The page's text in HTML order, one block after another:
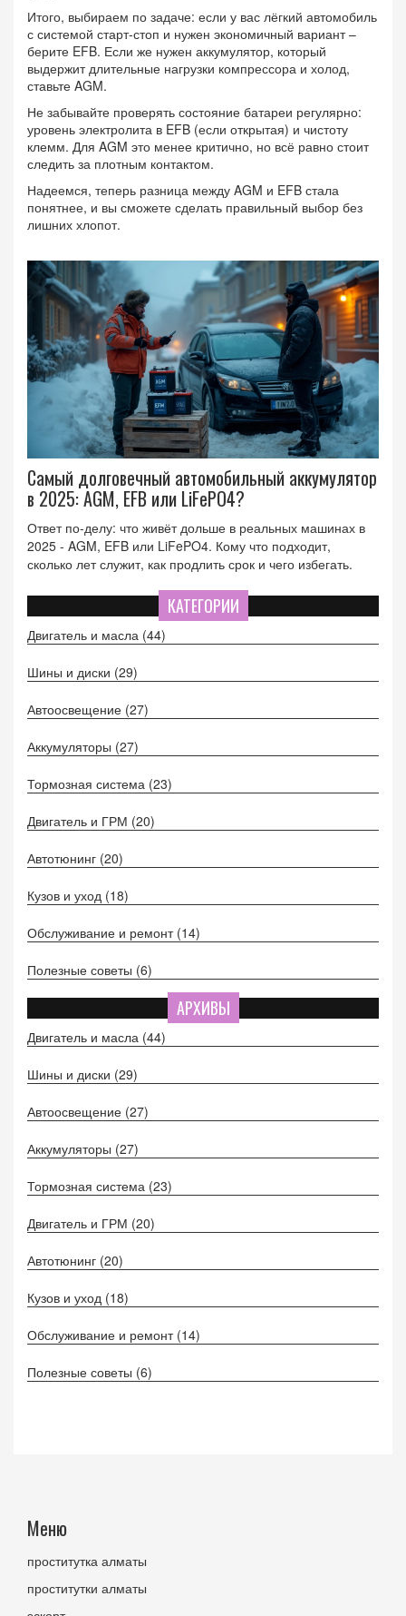
Итого, выбираем по задаче: если у вас лёгкий автомобиль
с системой старт‑стоп и нужен экономичный вариант –
берите EFB. Если же нужен аккумулятор, который
выдержит длительные нагрузки компрессора и холод,
ставьте AGM.
Не забывайте проверять состояние батареи регулярно:
уровень электролита в EFB (если открытая) и чистоту
клемм. Для AGM это менее критично, но всё равно стоит
следить за плотным контактом.
Надеемся, теперь разница между AGM и EFB стала
понятнее, и вы сможете сделать правильный выбор без
лишних хлопот.
Самый долговечный автомобильный аккумулятор
в 2025: AGM, EFB или LiFePO4?
Ответ по-делу: что живёт дольше в реальных машинах в
2025 - AGM, EFB или LiFePO4. Кому что подходит,
сколько лет служит, как продлить срок и чего избегать.
КАТЕГОРИИ
Двигатель и масла (44)
Шины и диски (29)
Автоосвещение (27)
Аккумуляторы (27)
Тормозная система (23)
Двигатель и ГРМ (20)
Автотюнинг (20)
Кузов и уход (18)
Обслуживание и ремонт (14)
Полезные советы (6)
АРХИВЫ
Двигатель и масла (44)
Шины и диски (29)
Автоосвещение (27)
Аккумуляторы (27)
Тормозная система (23)
Двигатель и ГРМ (20)
Автотюнинг (20)
Кузов и уход (18)
Обслуживание и ремонт (14)
Полезные советы (6)
Меню
проститутка алматы
проститутки алматы